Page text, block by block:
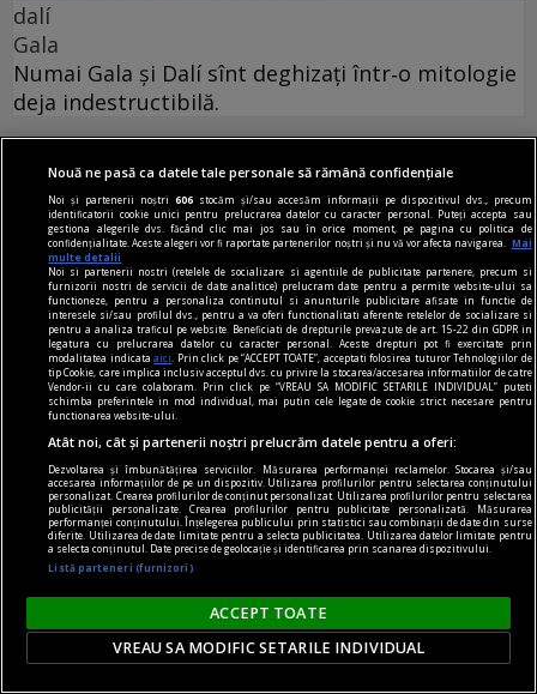
dalí
Gala
Numai Gala și Dalí sînt deghizați într‑o mitologie
deja indestructibilă.
dalí
Suprarealismul sînt eu! Avida Dollars
Materia nu poate fi spiritualizată decît dacă o
torni în aur.
Nouă ne pasă ca datele tale personale să rămână confidențiale
Noi și partenerii noștri606 stocăm și/sau accesăm informații pe dispozitivul dvs., precum
identificatorii cookie unici pentru prelucrarea datelor cu caracter personal. Puteți accepta sau
gestiona alegerile dvs. făcând clic mai jos sau în orice moment, pe pagina cu politica de
confidențialitate. Aceste alegeri vor fi raportate partenerilor noștri și nu vă vor afecta navigarea.
Mai
multe detalii
Noi si partenerii nostri (retelele de socializare si agentiile de publicitate partenere, precum si
furnizorii nostri de servicii de date analitice) prelucram date pentru a permite website-ului sa
functioneze, pentru a personaliza continutul si anunturile publicitare afisate in functie de
interesele si/sau profilul dvs., pentru a va oferi functionalitati aferente retelelor de socializare si
pentru a analiza traficul pe website. Beneficiati de drepturile prevazute de art. 15-22 din GDPR in
legatura cu prelucrarea datelor cu caracter personal. Aceste drepturi pot fi exercitate prin
modalitatea indicataaici
. Prin click pe “ACCEPT TOATE”, acceptati folosirea tuturor Tehnologiilor de
tip Cookie, care implica inclusiv acceptul dvs. cu privire la stocarea/accesarea informatiilor de catre
Vendor-ii cu care colaboram. Prin click pe “VREAU SA MODIFIC SETARILE INDIVIDUAL” puteti
schimba preferintele in mod individual, mai putin cele legate de cookie strict necesare pentru
functionarea website-ului.
Atât noi, cât și partenerii noștri prelucrăm datele pentru a oferi:
Dezvoltarea și îmbunătățirea serviciilor. Măsurarea performanței reclamelor. Stocarea și/sau
accesarea informațiilor de pe un dispozitiv. Utilizarea profilurilor pentru selectarea conținutului
personalizat. Crearea profilurilor de conținut personalizat. Utilizarea profilurilor pentru selectarea
publicității personalizate. Crearea profilurilor pentru publicitate personalizată. Măsurarea
performanței conținutului. Înțelegerea publicului prin statistici sau combinații de date din surse
diferite. Utilizarea de date limitate pentru a selecta publicitatea. Utilizarea datelor limitate pentru
a selecta conținutul. Date precise de geolocație și identificarea prin scanarea dispozitivului.
Listă parteneri (furnizori)
ACCEPT TOATE
VREAU SA MODIFIC SETARILE INDIVIDUAL